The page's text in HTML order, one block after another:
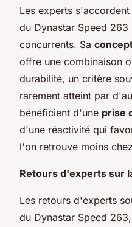
Les experts
du Dynastar Speed
concurrents. Sa
offre une combinaison
durabilité, un critère
rarement atteint par
bénéficient d'une prise
d'une réactivité qui
l'on retrouve moins
Retours d'experts sur
Les retours d'experts
du Dynastar Speed